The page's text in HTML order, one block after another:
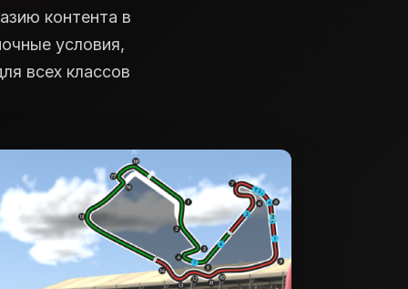
контента в
условия,
всех классов